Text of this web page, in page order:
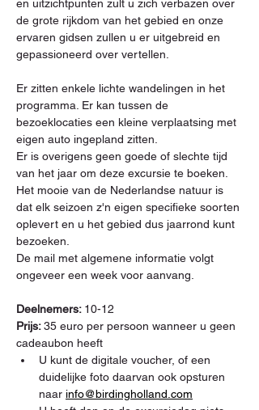
en uitzichtpunten zult u zich verbazen over
de grote rijkdom van het gebied en onze
ervaren gidsen zullen u er uitgebreid en
gepassioneerd over vertellen.
Er zitten enkele lichte wandelingen in het
programma. Er kan tussen de
bezoeklocaties een kleine verplaatsing met
eigen auto ingepland zitten.
Er is overigens geen goede of slechte tijd
van het jaar om deze excursie te boeken.
Het mooie van de Nederlandse natuur is
dat elk seizoen z'n eigen specifieke soorten
oplevert en u het gebied dus jaarrond kunt
bezoeken.
De mail met algemene informatie volgt
ongeveer een week voor aanvang.
Deelnemers: 10-12
Prijs: 35 euro per persoon wanneer u geen
cadeaubon heeft
U kunt de digitale voucher, of een
duidelijke foto daarvan ook opsturen
naar info@birdingholland.com